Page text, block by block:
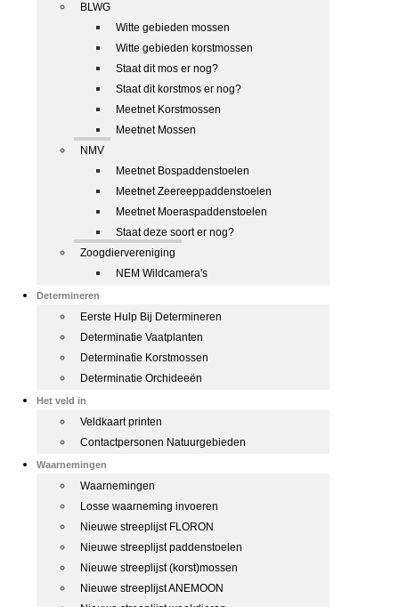
BLWG
Witte gebieden mossen
Witte gebieden korstmossen
Staat dit mos er nog?
Staat dit korstmos er nog?
Meetnet Korstmossen
Meetnet Mossen
NMV
Meetnet Bospaddenstoelen
Meetnet Zeereeppaddenstoelen
Meetnet Moeraspaddenstoelen
Staat deze soort er nog?
Zoogdiervereniging
NEM Wildcamera's
Determineren
Eerste Hulp Bij Determineren
Determinatie Vaatplanten
Determinatie Korstmossen
Determinatie Orchideeën
Het veld in
Veldkaart printen
Contactpersonen Natuurgebieden
Waarnemingen
Waarnemingen
Losse waarneming invoeren
Nieuwe streeplijst FLORON
Nieuwe streeplijst paddenstoelen
Nieuwe streeplijst (korst)mossen
Nieuwe streeplijst ANEMOON